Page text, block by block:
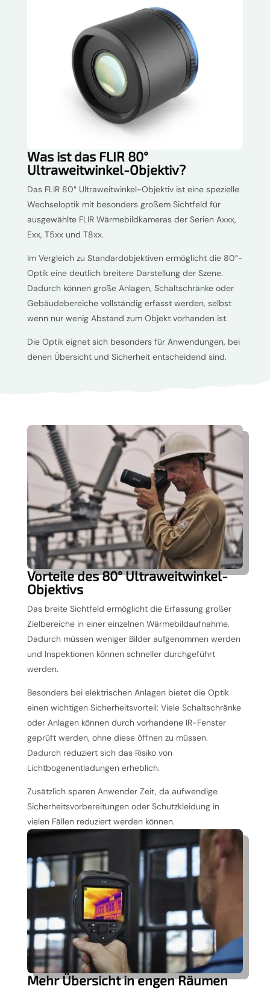
Was ist das FLIR 80°
Ultraweitwinkel-Objektiv?
Das FLIR 80° Ultraweitwinkel-Objektiv ist eine spezielle
Wechseloptik mit besonders großem Sichtfeld für
ausgewählte FLIR Wärmebildkameras der Serien Axxx,
Exx, T5xx und T8xx.
Im Vergleich zu Standardobjektiven ermöglicht die 80°-
Optik eine deutlich breitere Darstellung der Szene.
Dadurch können große Anlagen, Schaltschränke oder
Gebäudebereiche vollständig erfasst werden, selbst
wenn nur wenig Abstand zum Objekt vorhanden ist.
Die Optik eignet sich besonders für Anwendungen, bei
denen Übersicht und Sicherheit entscheidend sind.
Vorteile des 80° Ultraweitwinkel-
Objektivs
Das breite Sichtfeld ermöglicht die Erfassung großer
Zielbereiche in einer einzelnen Wärmebildaufnahme.
Dadurch müssen weniger Bilder aufgenommen werden
und Inspektionen können schneller durchgeführt
werden.
Besonders bei elektrischen Anlagen bietet die Optik
einen wichtigen Sicherheitsvorteil: Viele Schaltschränke
oder Anlagen können durch vorhandene IR-Fenster
geprüft werden, ohne diese öffnen zu müssen.
Dadurch reduziert sich das Risiko von
Lichtbogenentladungen erheblich.
Zusätzlich sparen Anwender Zeit, da aufwendige
Sicherheitsvorbereitungen oder Schutzkleidung in
vielen Fällen reduziert werden können.
Mehr Übersicht in engen Räumen